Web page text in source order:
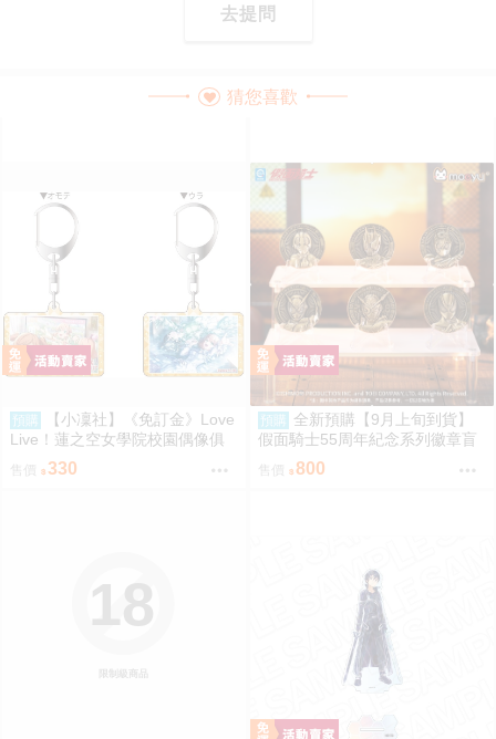
去提問
猜您喜歡
預購
【小凜社】《免訂金》Love
Live！蓮之空女學院校園偶像俱
樂部 雙面鑰匙圈吊飾
售價 330
預購
全新預購【9月上旬到貨】
假面騎士55周年紀念系列徽章盲
盒(全6款)
售價 800
限制級商品
18